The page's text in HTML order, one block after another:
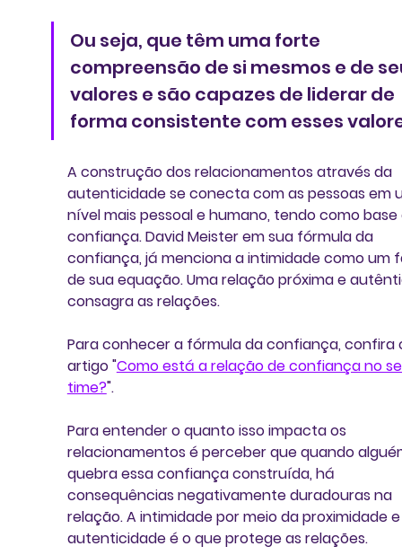
Ou seja, que têm uma forte
compreensão de si mesmos e de
valores e são capazes de liderar de
forma consistente com esses
A construção dos relacionamentos através da
autenticidade se conecta com as pessoas em
nível mais pessoal e humano, tendo como
confiança. David Meister em sua fórmula da
confiança, já menciona a intimidade como um
de sua equação. Uma relação próxima e
consagra as relações.
Para conhecer a fórmula da confiança, confira
artigo "Como está a relação de confiança no
time?".
Para entender o quanto isso impacta os
relacionamentos é perceber que quando
quebra essa confiança construída, há
consequências negativamente duradouras na
relação. A intimidade por meio da proximidade
autenticidade é o que protege as relações.